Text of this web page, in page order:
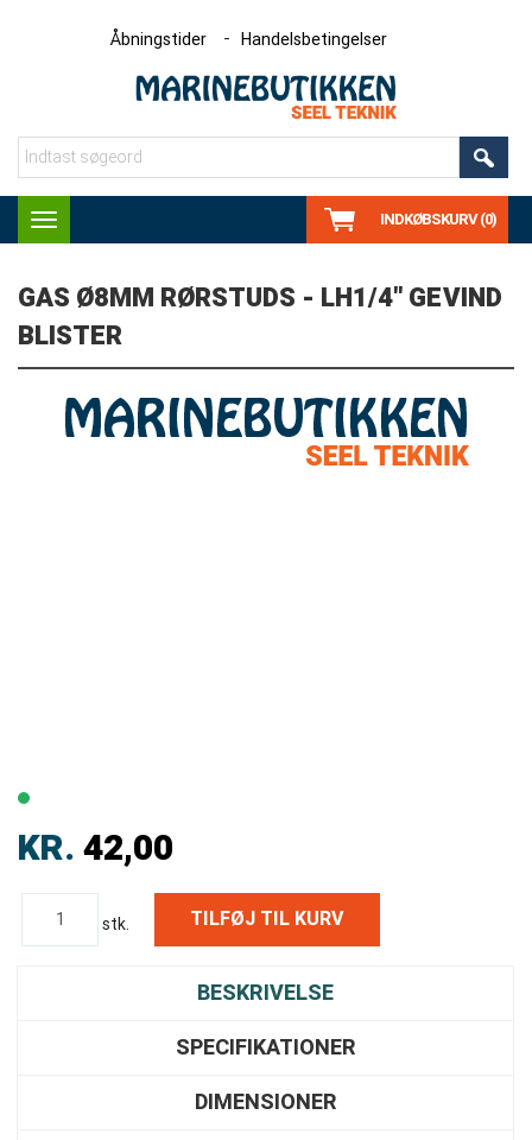
Åbningstider Handelsbetingelser
Toggle
navigation
INDKØBSKURV (0)
GAS Ø8MM RØRSTUDS - LH1/4" GEVIND
BLISTER
KR.42,00
stk.
BESKRIVELSE
SPECIFIKATIONER
DIMENSIONER